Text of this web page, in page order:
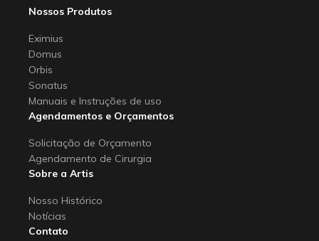
Nossos Produtos
Eximius
Domus
Orbis
Sonatus
Manuais e Instruções de uso
Agendamentos e Orçamentos
Solicitação de Orçamento
Agendamento de Cirurgia
Sobre a Artis
Nosso Histórico
Notícias
Contato